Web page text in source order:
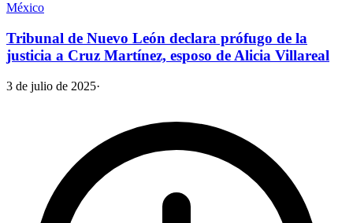
México
Tribunal de Nuevo León declara prófugo de la
justicia a Cruz Martínez, esposo de Alicia Villareal
3 de julio de 2025·